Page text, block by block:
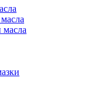
масла